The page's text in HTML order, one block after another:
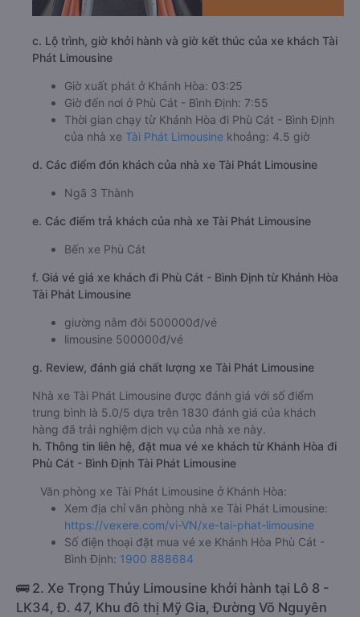
c. Lộ trình, giờ khởi hành và giờ kết thúc của xe khách Tài
Phát Limousine
Giờ xuất phát ở Khánh Hòa: 03:25
Giờ đến nơi ở Phù Cát - Bình Định: 7:55
Thời gian chạy từ Khánh Hòa đi Phù Cát - Bình Định
của nhà xe Tài Phát Limousine khoảng: 4.5 giờ
d. Các điểm đón khách của nhà xe Tài Phát Limousine
Ngã 3 Thành
e. Các điểm trả khách của nhà xe Tài Phát Limousine
Bến xe Phù Cát
f. Giá vé giá xe khách đi Phù Cát - Bình Định từ Khánh Hòa
Tài Phát Limousine
giường nằm đôi 500000đ/vé
limousine 500000đ/vé
g. Review, đánh giá chất lượng xe Tài Phát Limousine
Nhà xe Tài Phát Limousine được đánh giá với số điểm
trung bình là 5.0/5 dựa trên 1830 đánh giá của khách
hàng đã trải nghiệm dịch vụ của nhà xe này.
h. Thông tin liên hệ, đặt mua vé xe khách từ Khánh Hòa đi
Phù Cát - Bình Định Tài Phát Limousine
Văn phòng xe Tài Phát Limousine ở Khánh Hòa:
Xem địa chỉ văn phòng nhà xe Tài Phát Limousine:
https://vexere.com/vi-VN/xe-tai-phat-limousine
Số điện thoại đặt mua vé xe Khánh Hòa Phù Cát -
Bình Định: 1900 888684
🚌 2. Xe Trọng Thủy Limousine khởi hành tại Lô 8 -
LK34, Đ. 47, Khu đô thị Mỹ Gia, Đường Võ Nguyên